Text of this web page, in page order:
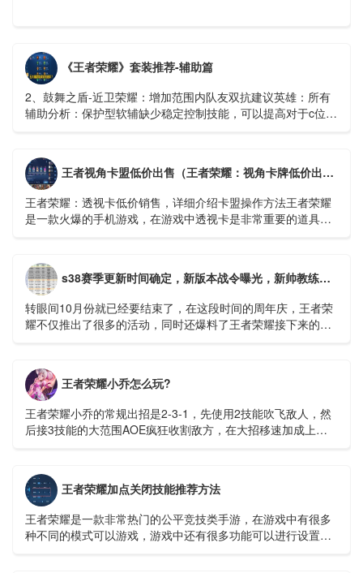
《王者荣耀》套装推荐-辅助篇
2、鼓舞之盾-近卫荣耀：增加范围内队友双抗建议英雄：所有
辅助分析：保护型软辅缺少稳定控制技能，可以提高对于c位的
王者视角卡盟低价出售（王者荣耀：视角卡牌低价出售，详细介绍卡盟操作方法）
王者荣耀：透视卡低价销售，详细介绍卡盟操作方法王者荣耀
是一款火爆的手机游戏，在游戏中透视卡是非常重要的道具，
s38赛季更新时间确定，新版本战令曝光，新帅教练守约，米莱迪微笑
转眼间10月份就已经要结束了，在这段时间的周年庆，王者荣
耀不仅推出了很多的活动，同时还爆料了王者荣耀接下来的很
王者荣耀小乔怎么玩?
王者荣耀小乔的常规出招是2-3-1，先使用2技能吹飞敌人，然
后接3技能的大范围AOE疯狂收割敌方，在大招移速加成上用1
王者荣耀加点关闭技能推荐方法
王者荣耀是一款非常热门的公平竞技类手游，在游戏中有很多
种不同的模式可以游戏，游戏中还有很多功能可以进行设置，